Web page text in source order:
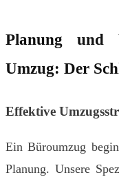
Planung und
Umzug: Der
Effektive
Ein Büroumzug
Planung. Unsere